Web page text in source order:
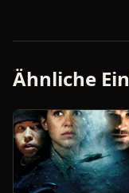
Ähnliche